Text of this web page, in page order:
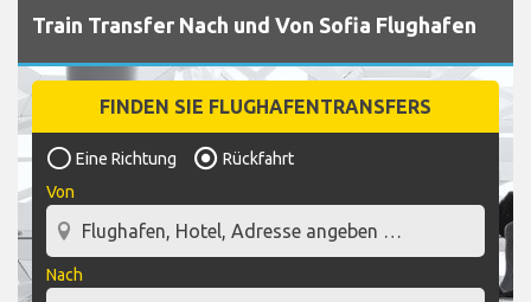
Train Transfer Nach und Von Sofia Flughafen
FINDEN SIE FLUGHAFENTRANSFERS
Eine Richtung
Rückfahrt
Von
Nach